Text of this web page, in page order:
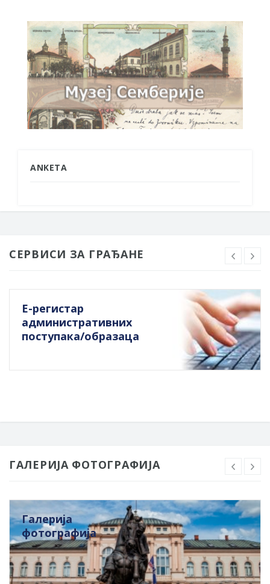
ANKETA
СЕРВИСИ ЗА ГРАЂАНЕ
Е-регистар
административних
поступака/образаца
ГАЛЕРИЈА ФОТОГРАФИЈА
Галерија
фотографија